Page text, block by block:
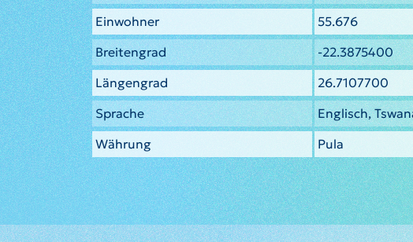
Einwohner
55.676
Breitengrad
-22.3875400
Längengrad
26.7107700
Sprache
Englisch,
Währung
Pula